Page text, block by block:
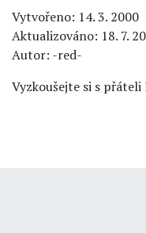
Vytvořeno: 14. 3. 2000
Aktualizováno: 18. 7.
Autor: -red-
Vyzkoušejte si s přáteli